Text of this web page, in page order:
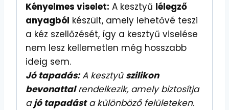
Kényelmes viselet: A kesztyű lélegző
anyagból készült, amely lehetővé teszi
a kéz szellőzését, így a kesztyű viselése
nem lesz kellemetlen még hosszabb
ideig sem.
Jó tapadás:A kesztyű szilikon
bevonattalrendelkezik, amely biztosítja
ajó tapadásta különböző felületeken.